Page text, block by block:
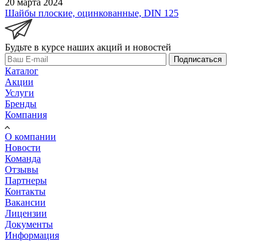
Шайбы плоские, оцинкованные, DIN 125
Будьте в курсе наших акций и новостей
Подписаться
Каталог
Акции
Услуги
Бренды
Компания
О компании
Новости
Команда
Отзывы
Партнеры
Контакты
Вакансии
Лицензии
Документы
Информация